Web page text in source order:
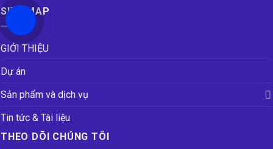
SITE MAP
GIỚI THIỆU
Dự án
Sản phẩm và dịch vụ
Tin tức & Tài liệu
THEO DÕI CHÚNG TÔI